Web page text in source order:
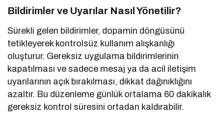
Bildirimler ve Uyarılar Nasıl Yönetilir?
Sürekli gelen bildirimler, dopamin döngüsünü
tetikleyerek kontrolsüz kullanım alışkanlığı
oluşturur. Gereksiz uygulama bildirimlerinin
kapatılması ve sadece mesaj ya da acil iletişim
uyarılarının açık bırakılması, dikkat dağınıklığını
azaltır. Bu düzenleme günlük ortalama 60 dakikalık
gereksiz kontrol süresini ortadan kaldırabilir.